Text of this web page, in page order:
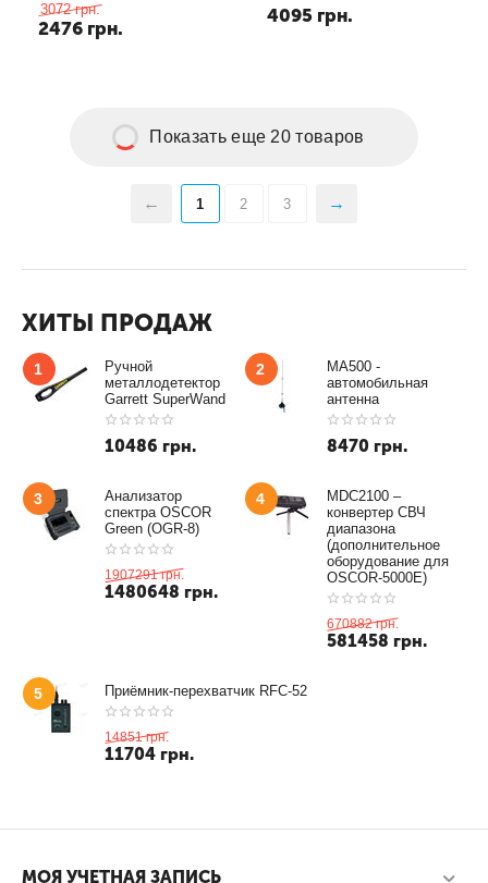
3072 грн.
2476 грн.
640x480 с записью на SD
карты памяти до 16 Gb и
4095 грн.
Показать еще 20 товаров
1 2 3
ХИТЫ ПРОДАЖ
1
Ручной
металлодетектор
Garrett SuperWand
10486 грн.
2
MA500 -
автомобильная
антенна
8470 грн.
3
Анализатор
спектра OSCOR
Green (OGR-8)
1907291 грн.
1480648 грн.
4
MDC2100 –
конвертер СВЧ
диапазона
(дополнительное
оборудование для
OSCOR-5000E)
670882 грн.
581458 грн.
5 Приёмник-перехватчик RFC-52
14851 грн.
11704 грн.
МОЯ УЧЕТНАЯ ЗАПИСЬ